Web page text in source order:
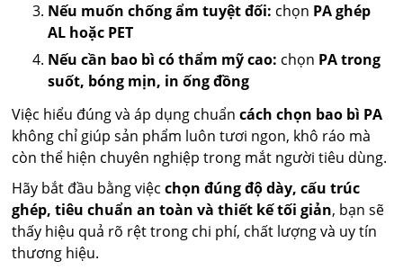
Nếu muốn chống ẩm tuyệt đối: chọn PA ghép
AL hoặc PET
Nếu cần bao bì có thẩm mỹ cao: chọn PA trong
suốt, bóng mịn, in ống đồng
Việc hiểu đúng và áp dụng chuẩncách chọn bao bì PA
không chỉ giúp sản phẩm luôn tươi ngon, khô ráo mà
còn thể hiện chuyên nghiệp trong mắt người tiêu dùng.
Hãy bắt đầu bằng việcchọn đúng độ dày, cấu trúc
ghép, tiêu chuẩn an toàn và thiết kế tối giản, bạn sẽ
thấy hiệu quả rõ rệt trong chi phí, chất lượng và uy tín
thương hiệu.